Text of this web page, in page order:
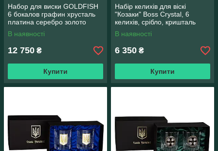
Набор для виски GOLDFISH
6 бокалов графин хрусталь
платина серебро золото
В наявності
12 750 ₴
Купити
Набір келихів для віскі
"Козаки" Boss Crystal, 6
келихів, срібло, кришталь
В наявності
6 350 ₴
Купити